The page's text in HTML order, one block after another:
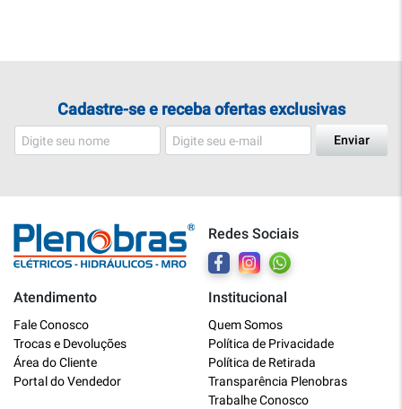
Cadastre-se e receba ofertas exclusivas
Enviar
Redes Sociais
Atendimento
Fale Conosco
Trocas e Devoluções
Área do Cliente
Portal do Vendedor
Institucional
Quem Somos
Política de Privacidade
Política de Retirada
Transparência Plenobras
Trabalhe Conosco
Online
Bem vindo a Plenobras! Aqui você
encontra toda a linha de materiais